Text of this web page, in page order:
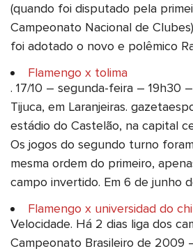
(quando foi disputado pela
Campeonato Nacional de
foi adotado o novo e polêmico
Flamengo x tolima
. 17/10 – segunda-feira – 19h30
Tijuca, em Laranjeiras.
estádio do Castelão, na capital
Os jogos do segundo turno
mesma ordem do primeiro,
campo invertido. Em 6 de junho
Flamengo x universidad do
Velocidade. Há 2 dias liga dos
Campeonato Brasileiro de 2009